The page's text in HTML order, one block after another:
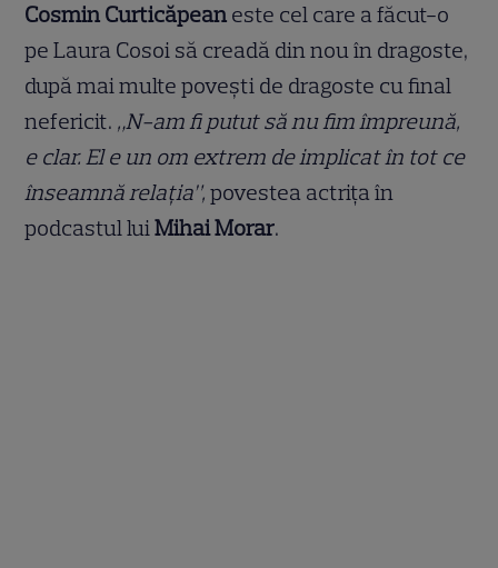
Cosmin Curticăpean este cel care a făcut-o
pe Laura Cosoi să creadă din nou în dragoste,
după mai multe povești de dragoste cu final
nefericit. „N-am fi putut să nu fim împreună,
e clar. El e un om extrem de implicat în tot ce
înseamnă relația”,povestea actrița în
podcastul luiMihai Morar.